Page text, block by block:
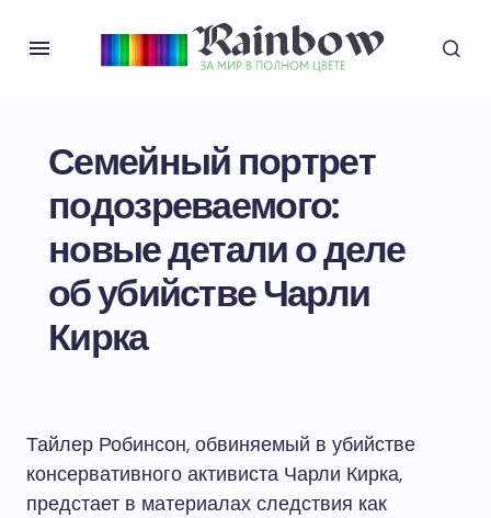
Семейный портрет
подозреваемого:
новые детали о деле
об убийстве Чарли
Кирка
Тайлер Робинсон, обвиняемый в убийстве
консервативного активиста Чарли Кирка,
предстает в материалах следствия как